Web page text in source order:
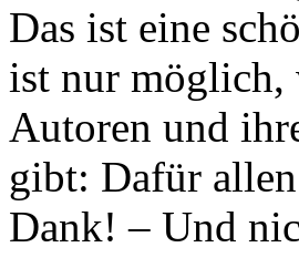
Das ist eine
ist nur möglich,
Autoren und
gibt: Dafür
Dank! – Und